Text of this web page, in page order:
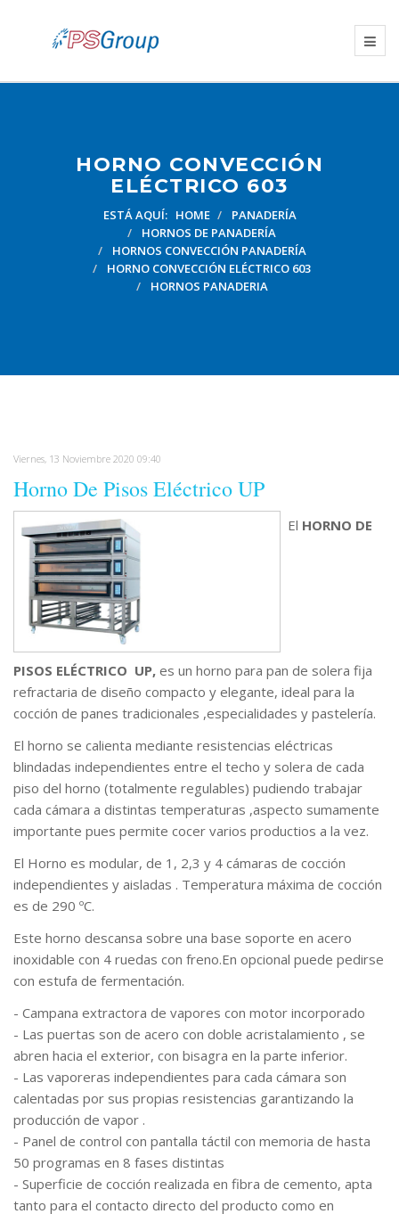
HORNO CONVECCIÓN
ELÉCTRICO 603
ESTÁ AQUÍ: HOME
PANADERÍA
HORNOS DE PANADERÍA
HORNOS CONVECCIÓN PANADERÍA
HORNO CONVECCIÓN ELÉCTRICO 603
HORNOS PANADERIA
Viernes, 13 Noviembre 2020 09:40
Horno De Pisos Eléctrico UP
El HORNO DE
PISOS ELÉCTRICO UP, es un horno para pan de solera fija
refractaria de diseño compacto y elegante, ideal para la
cocción de panes tradicionales ,especialidades y pastelería.
El horno se calienta mediante resistencias eléctricas
blindadas independientes entre el techo y solera de cada
piso del horno (totalmente regulables) pudiendo trabajar
cada cámara a distintas temperaturas ,aspecto sumamente
importante pues permite cocer varios productios a la vez.
El Horno es modular, de 1, 2,3 y 4 cámaras de cocción
independientes y aisladas . Temperatura máxima de cocción
es de 290 ºC.
Este horno descansa sobre una base soporte en acero
inoxidable con 4 ruedas con freno.En opcional puede pedirse
con estufa de fermentación.
- Campana extractora de vapores con motor incorporado
- Las puertas son de acero con doble acristalamiento , se
abren hacia el exterior, con bisagra en la parte inferior.
- Las vaporeras independientes para cada cámara son
calentadas por sus propias resistencias garantizando la
producción de vapor .
- Panel de control con pantalla táctil con memoria de hasta
50 programas en 8 fases distintas
- Superficie de cocción realizada en fibra de cemento, apta
tanto para el contacto directo del producto como en